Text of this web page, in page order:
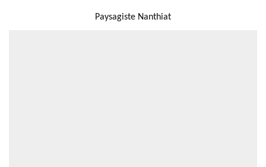
Paysagiste Nanthiat